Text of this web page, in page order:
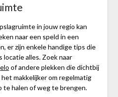
in jouw regio kan
naar een speld in een
er zijn enkele handige tips die
alles. Zoek naar
of andere plekken die dichtbij
makkelijker om regelmatig
te halen of weg te brengen.